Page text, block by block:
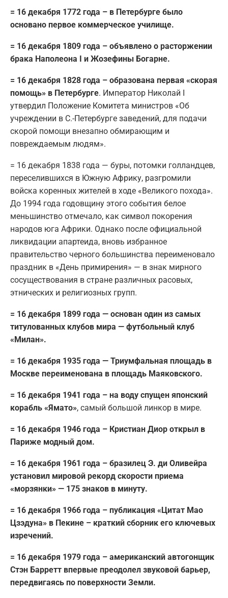
= 16 декабря 1772 года – в Петербурге было
основано первое коммерческое училище.
= 16 декабря 1809 года – объявлено о расторжении
брака Наполеона I и Жозефины Богарне.
= 16 декабря 1828 года – образована первая «скорая
помощь» в Петербурге. Император Николай I
утвердил Положение Комитета министров «Об
учреждении в С.-Петербурге заведений, для подачи
скорой помощи внезапно обмирающим и
повреждаемым людям».
= 16 декабря 1838 года — буры, потомки голландцев,
переселившихся в Южную Африку, разгромили
войска коренных жителей в ходе «Великого похода».
До 1994 года годовщину этого события белое
меньшинство отмечало, как символ покорения
народов юга Африки. Однако после официальной
ликвидации апартеида, вновь избранное
правительство черного большинства переименовало
праздник в «День примирения» — в знак мирного
сосуществования в стране различных расовых,
этнических и религиозных групп.
= 16 декабря 1899 года — основан один из самых
титулованных клубов мира — футбольный клуб
«Милан».
= 16 декабря 1935 года — Триумфальная площадь в
Москве переименована в площадь Маяковского.
= 16 декабря 1941 года – на воду спущен японский
корабль «Ямато», самый большой линкор в мире.
= 16 декабря 1946 года – Кристиан Диор открыл в
Париже модный дом.
= 16 декабря 1961 года – бразилец Э. ди Оливейра
установил мировой рекорд скорости приема
«морзянки» — 175 знаков в минуту.
= 16 декабря 1966 года – публикация «Цитат Мао
Цзэдуна» в Пекине – краткий сборник его ключевых
изречений.
= 16 декабря 1979 года – американский автогонщик
Стэн Барретт впервые преодолел звуковой барьер,
передвигаясь по поверхности Земли.